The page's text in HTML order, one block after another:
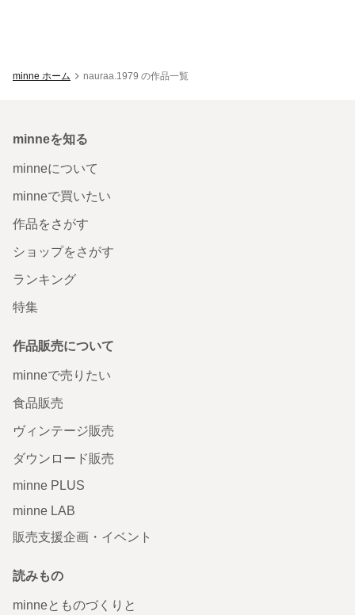
minne ホーム nauraa.1979 の作品一覧
minneを知る
minneについて
minneで買いたい
作品をさがす
ショップをさがす
ランキング
特集
作品販売について
minneで売りたい
食品販売
ヴィンテージ販売
ダウンロード販売
minne PLUS
minne LAB
販売支援企画・イベント
読みもの
minneとものづくりと